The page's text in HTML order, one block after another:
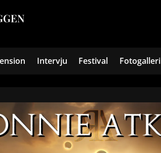
Intervju Festival Fotogalleri